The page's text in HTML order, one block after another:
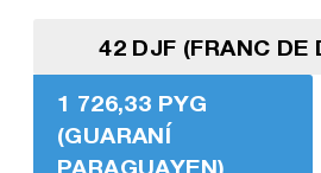
42 DJF (FRANC DE
1 726,33 PYG
(GUARANÍ
PARAGUAYEN)